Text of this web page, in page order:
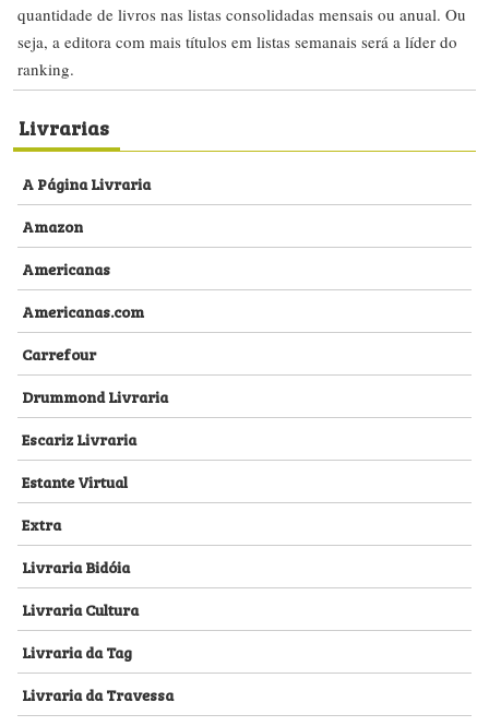
quantidade de livros nas listas consolidadas mensais ou anual. Ou
seja, a editora com mais títulos em listas semanais será a líder do
ranking.
Livrarias
A Página Livraria
Amazon
Americanas
Americanas.com
Carrefour
Drummond Livraria
Escariz Livraria
Estante Virtual
Extra
Livraria Bidóia
Livraria Cultura
Livraria da Tag
Livraria da Travessa